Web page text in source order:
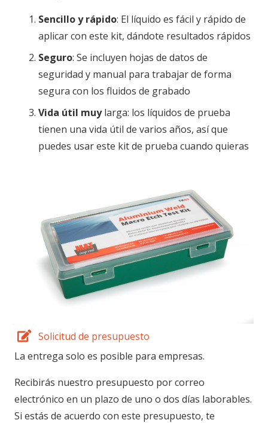
Sencillo y rápido: El líquido es fácil y rápido de
aplicar con este kit, dándote resultados rápidos
Seguro: Se incluyen hojas de datos de
seguridad y manual para trabajar de forma
segura con los fluidos de grabado
Vida útil muylarga: los líquidos de prueba
tienen una vida útil de varios años, así que
puedes usar este kit de prueba cuando quieras
Solicitud de presupuesto
La entrega solo es posible para empresas.
Recibirás nuestro presupuesto por correo
electrónico en un plazo de uno o dos días laborables.
Si estás de acuerdo con este presupuesto, te